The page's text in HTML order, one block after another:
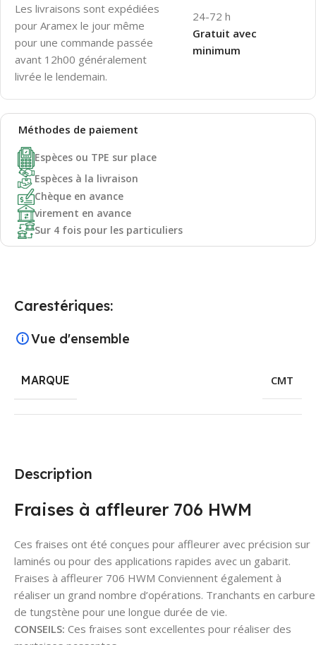
Les livraisons sont expédiées
pour Aramex le jour même
pour une commande passée
avant 12h00 généralement
livrée le lendemain.
24-72 h
Gratuit avec
minimum
Méthodes de paiement
Espèces ou TPE sur place
Espèces à la livraison
Chèque en avance
virement en avance
Sur 4 fois pour les particuliers
Description
Fraises à affleurer 706 HWM
Ces fraises ont été conçues pour affleurer avec précision sur
laminés ou pour des applications rapides avec un gabarit.
Fraises à affleurer 706 HWM Conviennent également à
réaliser un grand nombre d’opérations. Tranchants en carbure
de tungstène pour une longue durée de vie.
CONSEILS: Ces fraises sont excellentes pour réaliser des
Carestériques:
Vue d'ensemble
MARQUE CMT